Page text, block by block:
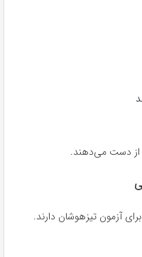
از دست می‌دهند.
آزمون تیزهوشان دارند.